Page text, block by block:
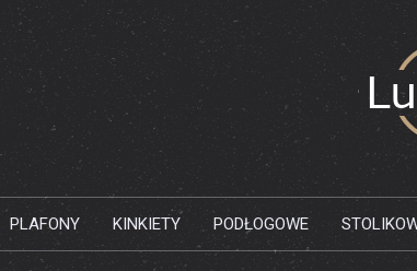
PLAFONY KINKIETY PODŁOGOWE